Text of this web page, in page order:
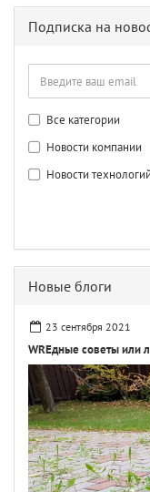
Подписка на
Все категории
Новости компании
Новости технологий
Новые блоги
23 сентября 2021
WREдные советы или